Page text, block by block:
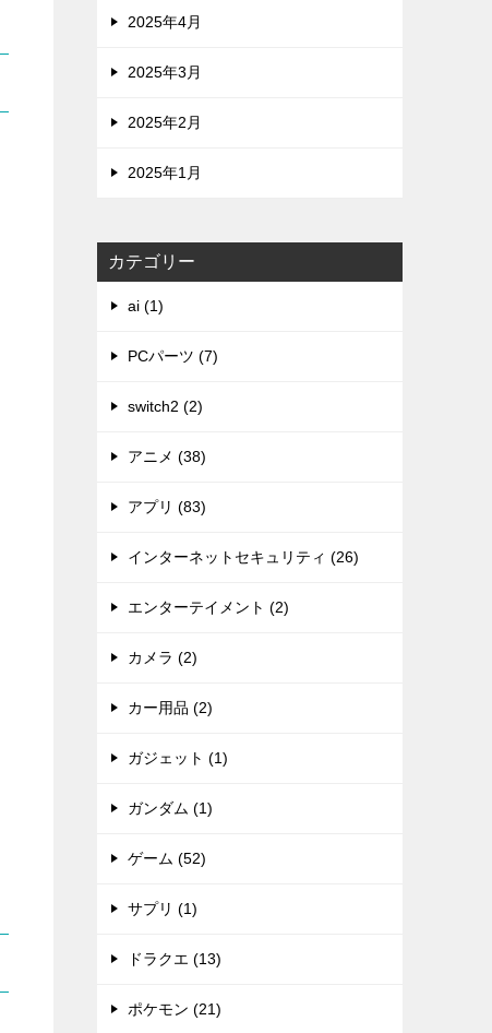
2025年4月
2025年3月
2025年2月
2025年1月
カテゴリー
ai (1)
PCパーツ (7)
switch2 (2)
アニメ (38)
アプリ (83)
インターネットセキュリティ (26)
エンターテイメント (2)
カメラ (2)
カー用品 (2)
ガジェット (1)
ガンダム (1)
ゲーム (52)
サプリ (1)
ドラクエ (13)
ポケモン (21)